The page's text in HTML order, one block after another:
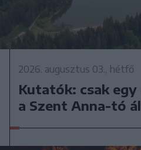
2026. augusztus 03., hétfő
Kutatók: csak
a Szent Anna-tó